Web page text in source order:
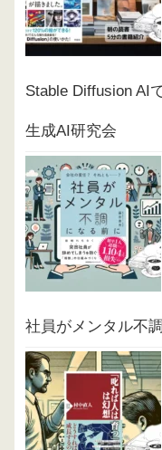
Stable Diffusion AI
生成AI研究会
社員がメンタル不